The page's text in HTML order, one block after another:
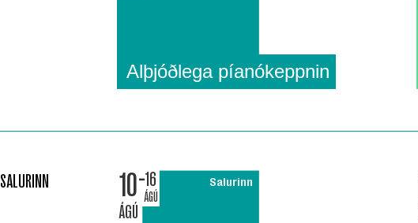
Alþjóðlega píanókeppnin
SALURINN 10
ÁGÚ
16
ÁGÚ
Salurinn